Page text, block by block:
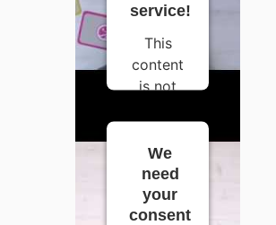
service!
This
content
is not
due to
trackers
that are
not
We
need
your
consent